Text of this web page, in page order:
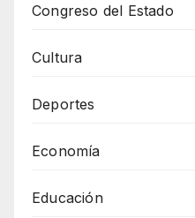
Congreso del Estado
Cultura
Deportes
Economía
Educación